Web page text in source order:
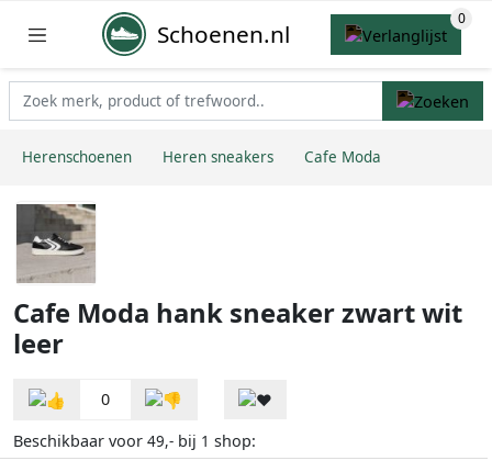
Schoenen.nl
Herenschoenen Heren sneakers Cafe Moda
Cafe Moda hank sneaker zwart wit
leer
0
Beschikbaar voor 49,- bij 1 shop: